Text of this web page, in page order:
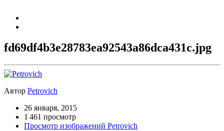
fd69df4b3e28783ea92543a86dca431c.jpg
Автор Petrovich
26 января, 2015
1 461 просмотр
Просмотр изображений Petrovich